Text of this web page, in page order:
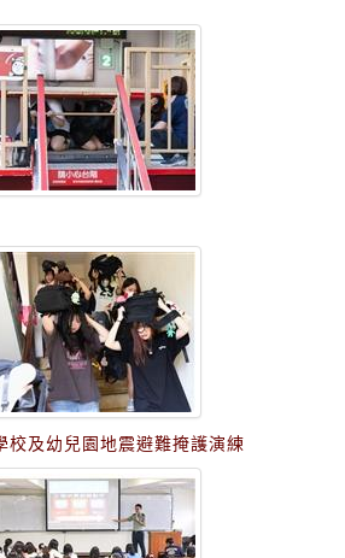
校及幼兒園地震避難掩護演練